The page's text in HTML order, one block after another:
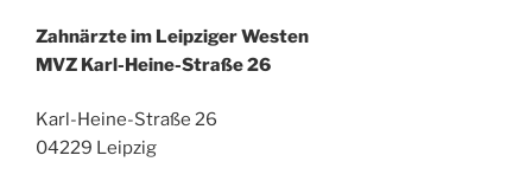
Zahnärzte im Leipziger Westen
MVZ Karl-Heine-Straße 26
Karl-Heine-Straße 26
04229 Leipzig